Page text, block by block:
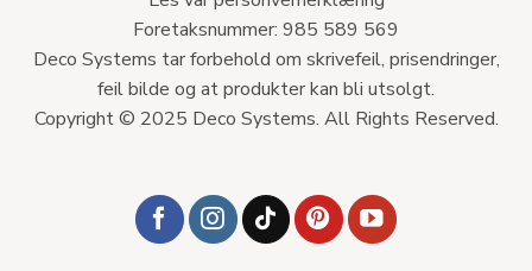
Foretaksnummer: 985 589 569
Deco Systems tar forbehold om skrivefeil, prisendringer,
feil bilde og at produkter kan bli utsolgt.
Copyright © 2025 Deco Systems. All Rights Reserved.